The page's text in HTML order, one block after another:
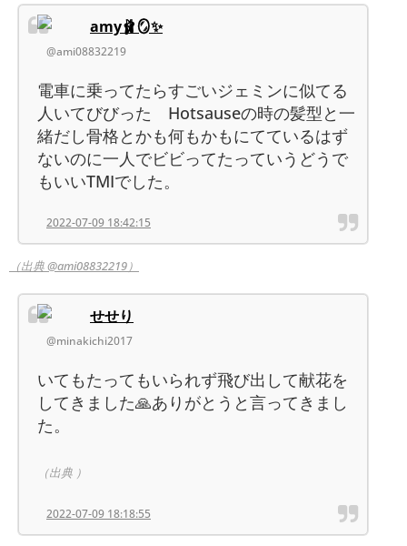
amy🩰🪞✨
@ami08832219
電車に乗ってたらすごいジェミンに似てる
人いてびびった Hotsauseの時の髪型と一
緒だし骨格とかも何もかもにてているはず
ないのに一人でビビってたっていうどうで
もいいTMIでした。
2022-07-09 18:42:15
（出典 @ami08832219）
せせり
@minakichi2017
いてもたってもいられず飛び出して献花を
してきました🙏ありがとうと言ってきまし
た。
（出典 ）
2022-07-09 18:18:55